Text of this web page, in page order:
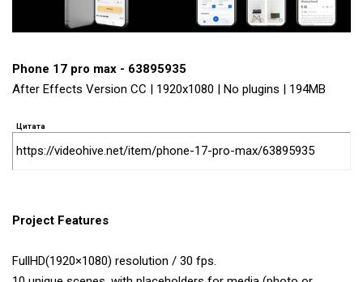
Phone 17 pro max - 63895935
After Effects Version CC | 1920x1080 | No plugins | 194MB
Цитата
https://videohive.net/item/phone-17-pro-max/63895935
Project Features
FullHD(1920×1080) resolution / 30 fps.